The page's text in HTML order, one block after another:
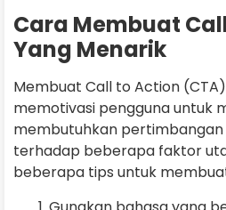
Cara Membuat
Yang Menarik
Membuat Call to Action
memotivasi pengguna untuk
membutuhkan
terhadap beberapa faktor
beberapa tips untuk